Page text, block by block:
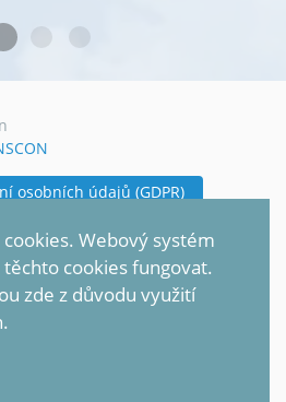
osobních údajů (GDPR)
Mapa stránekWebový systém
cookies fungovat.
zde z důvodu využití